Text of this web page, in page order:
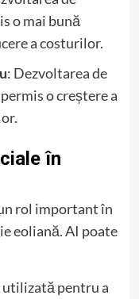
o mai bună
a costurilor.
: Dezvoltarea de
o creștere a
în
rol important în
eoliană. AI poate
utilizată pentru a